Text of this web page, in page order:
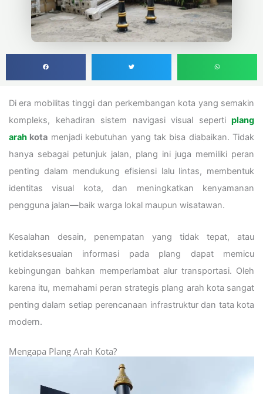
Di era mobilitas tinggi dan perkembangan kota yang semakin
kompleks, kehadiran sistem navigasi visual seperti plang
arah kota menjadi kebutuhan yang tak bisa diabaikan. Tidak
hanya sebagai petunjuk jalan, plang ini juga memiliki peran
penting dalam mendukung efisiensi lalu lintas, membentuk
identitas visual kota, dan meningkatkan kenyamanan
pengguna jalan—baik warga lokal maupun wisatawan.
Kesalahan desain, penempatan yang tidak tepat, atau
ketidaksesuaian informasi pada plang dapat memicu
kebingungan bahkan memperlambat alur transportasi. Oleh
karena itu, memahami peran strategis plang arah kota sangat
penting dalam setiap perencanaan infrastruktur dan tata kota
modern.
Mengapa Plang Arah Kota?